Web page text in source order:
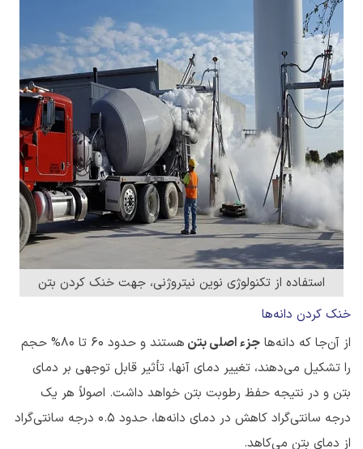
استفاده از تکنولوژی نوین نیتروژنی، جهت خنک کردن بتن
خنک کردن دانه‌ها
از آن‌جا که دانه‌ها جزء اصلی بتن
هستند و حدود ۶۰ تا ۸۰% حجم
را تشکیل می‌دهند، تغییر دمای آنها، تأثیر قابل توجهی بر دمای
بتن و در نتیجه حفظ رطوبت بتن خواهد داشت. اصولاً هر یک
درجه سانتی‌گراد کاهش در دمای دانه‌ها، حدود 0.5 درجه سانتی‌گراد
از دمای بتن می‌کاهد.